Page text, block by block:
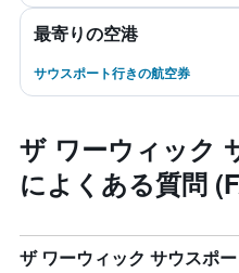
最寄りの空港
サウスポート行きの航空券
ザ ワーウィック
によくある質問
ザ ワーウィック サウスポ